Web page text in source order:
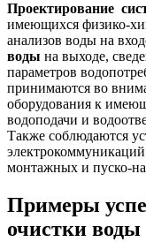
Проектирование
имеющихся физико-
анализов воды на
воды на выходе,
параметров
принимаются во
оборудования к
водоподачи и
Также соблюдаются
монтажных и пуско-
Примеры
очистки воды